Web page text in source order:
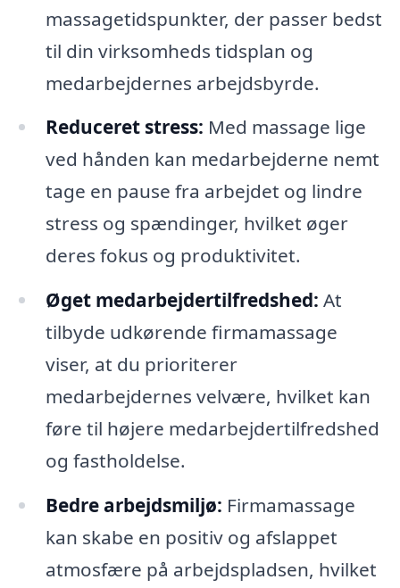
massagetidspunkter, der passer bedst
til din virksomheds tidsplan og
medarbejdernes arbejdsbyrde.
Reduceret stress: Med massage lige
ved hånden kan medarbejderne nemt
tage en pause fra arbejdet og lindre
stress og spændinger, hvilket øger
deres fokus og produktivitet.
Øget medarbejdertilfredshed: At
tilbyde udkørende firmamassage
viser, at du prioriterer
medarbejdernes velvære, hvilket kan
føre til højere medarbejdertilfredshed
og fastholdelse.
Bedre arbejdsmiljø: Firmamassage
kan skabe en positiv og afslappet
atmosfære på arbejdspladsen, hvilket